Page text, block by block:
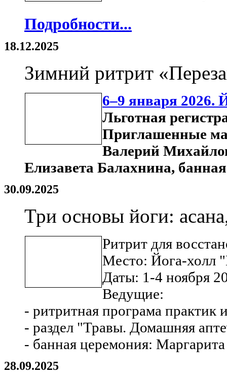
Подробности...
18.12.2025
Зимний ритрит
6–9 января 2026.
Льготная
Приглашенные
Валерий
Елизавета Балахнина,
30.09.2025
Три основы йоги:
Ритрит для
Место: Йога-холл
Даты: 1-4 ноября
Ведущие:
- ритритная програма практик
- раздел "Травы. Домашняя
- банная церемония:
28.09.2025